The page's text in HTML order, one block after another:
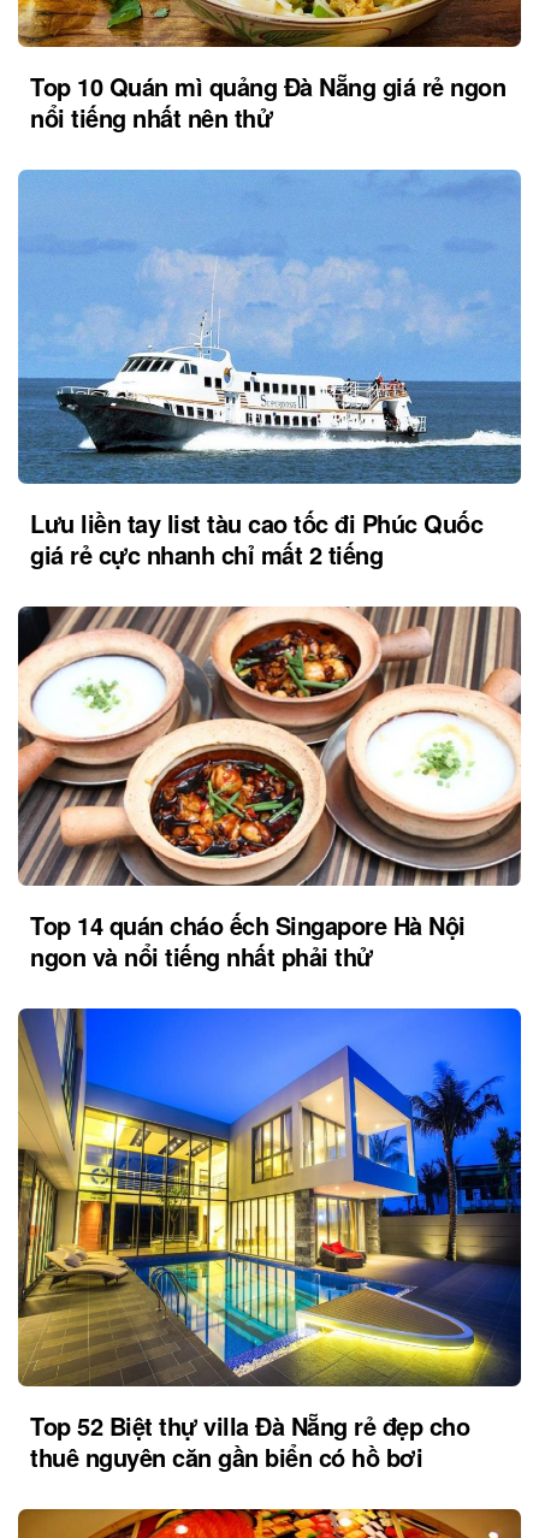
Top 10 Quán mì quảng Đà Nẵng giá rẻ ngon
nổi tiếng nhất nên thử
Lưu liền tay list tàu cao tốc đi Phúc Quốc
giá rẻ cực nhanh chỉ mất 2 tiếng
Top 14 quán cháo ếch Singapore Hà Nội
ngon và nổi tiếng nhất phải thử
Top 52 Biệt thự villa Đà Nẵng rẻ đẹp cho
thuê nguyên căn gần biển có hồ bơi